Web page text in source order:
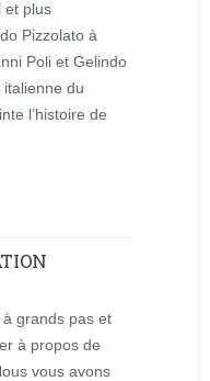
et plus
Pizzolato à
Poli et Gelindo
italienne du
l’histoire de
à grands pas et
à propos de
vous avons